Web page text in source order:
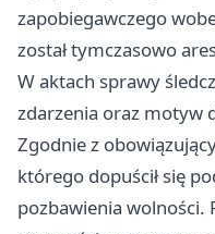
zapobiegawczego
został tymczasowo
W aktach sprawy
zdarzenia oraz motyw
Zgodnie z
którego dopuścił się
pozbawienia wolności.